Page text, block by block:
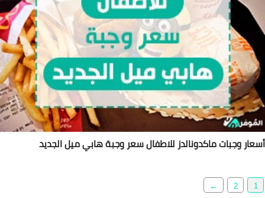
وجبات ماكدونالدز للاطفال سعر وجبة هابي ميل الجديد
←